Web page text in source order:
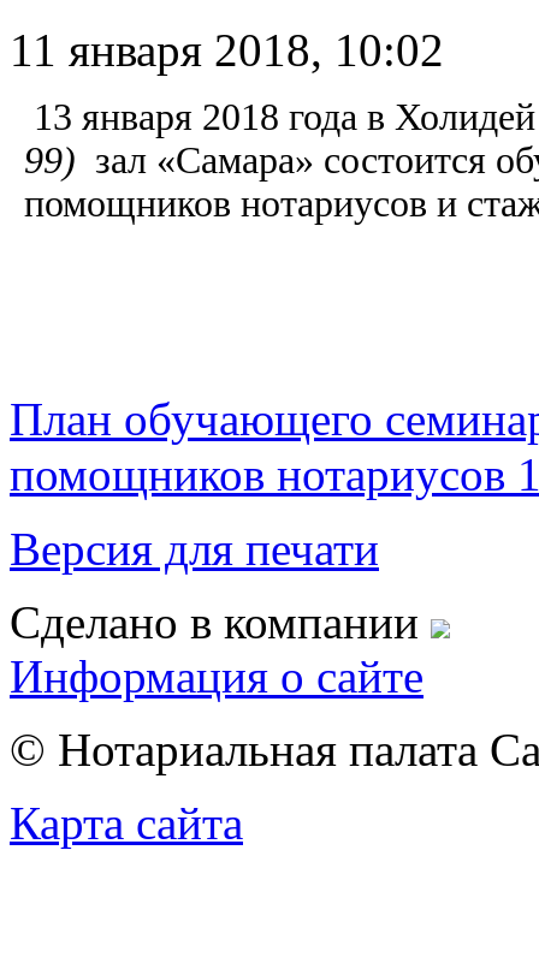
11 января 2018, 10:02
13 января 2018 года в
99) зал «Самара» состоится
помощников нотариусов и
План обучающего
помощников нотариусов
Версия для печати
Сделано в компании
Информация о сайте
© Нотариальная палата
Карта сайта